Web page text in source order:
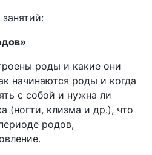
роды и какие они
начинаются роды и когда
с собой и нужна ли
(ногти, клизма и др.), что
родов,